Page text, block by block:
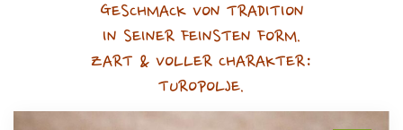
GESCHMACK VON TRADITION
IN SEINER FEINSTEN FORM.
ZART & VOLLER CHARAKTER:
TUROPOLJE.